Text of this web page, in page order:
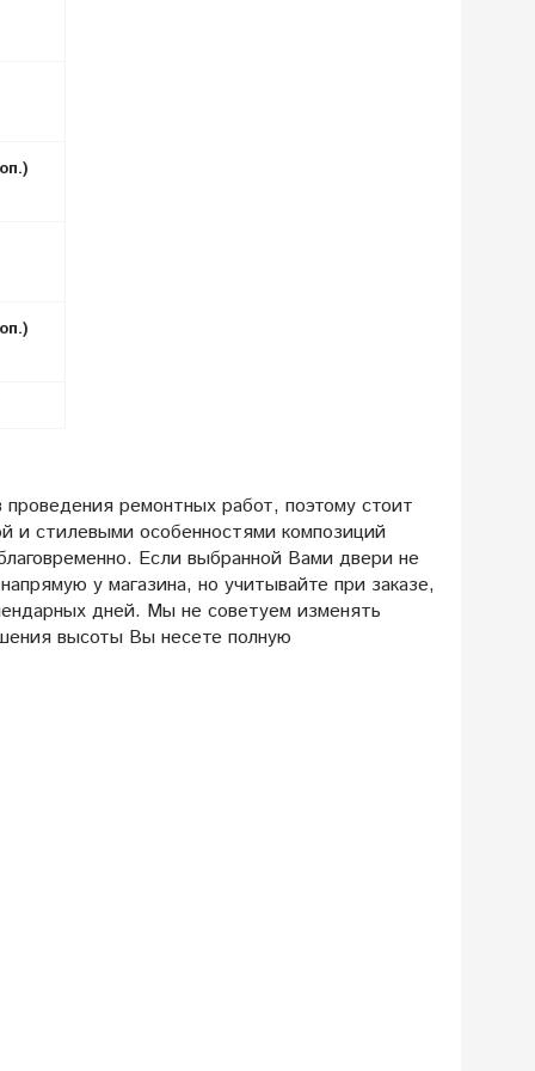
ремонтных работ, поэтому стоит
и стилевыми особенностями композиций
Если выбранной Вами двери не
у магазина, но учитывайте при заказе,
дней. Мы не советуем изменять
высоты Вы несете полную